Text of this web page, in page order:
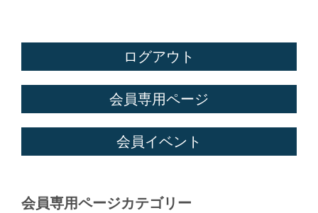
ログアウト
会員専用ページ
会員イベント
会員専用ページカテゴリー